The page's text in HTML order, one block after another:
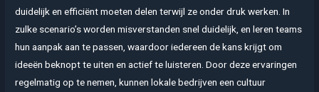
duidelijk en efficiënt moeten delen terwijl ze onder druk werken. In
zulke scenario’s worden misverstanden snel duidelijk, en leren teams
hun aanpak aan te passen, waardoor iedereen de kans krijgt om
ideeën beknopt te uiten en actief te luisteren. Door deze ervaringen
regelmatig op te nemen, kunnen lokale bedrijven een cultuur